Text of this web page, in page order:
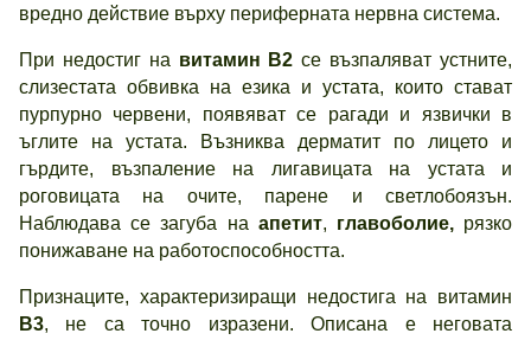
вредно действие върху периферната нервна система.
При недостиг на витамин В2се възпаляват устните,
слизестата обвивка на езика и устата, които стават
пурпурно червени, появяват се рагади и язвички в
ъглите на устата. Възниква дерматит по лицето и
гърдите, възпаление на лигавицата на устата и
роговицата на очите, парене и светлобоязън.
Наблюдава се загуба на апетит, главоболие,рязко
понижаване на работоспособността.
Признаците, характеризиращи недостига на витамин
В3, не са точно изразени. Описана е неговата